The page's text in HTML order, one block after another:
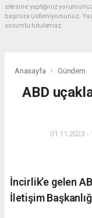
sitesine yaptığınız
başınıza üstleniyorsunuz.
sorumlu tutulamaz.
Anasayfa Gündem
ABD
01.11.2023 -
İncirlik’e gelen
İletişim